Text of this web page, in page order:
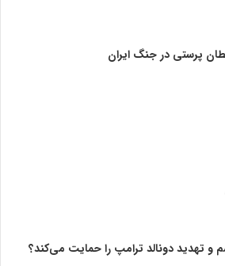
پرستی در جنگ ایران
و تهدید دونالد ترامپ را حمایت می‌کند؟